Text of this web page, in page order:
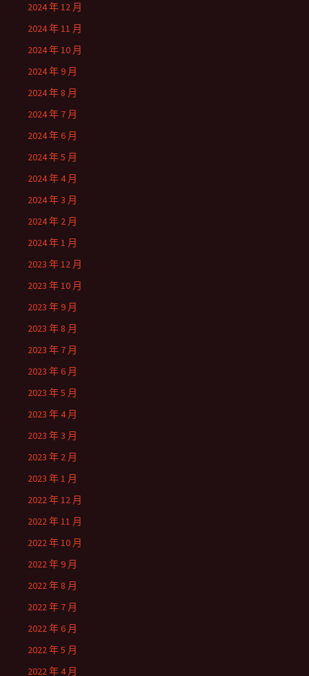
2024 年 12 月
2024 年 11 月
2024 年 10 月
2024 年 9 月
2024 年 8 月
2024 年 7 月
2024 年 6 月
2024 年 5 月
2024 年 4 月
2024 年 3 月
2024 年 2 月
2024 年 1 月
2023 年 12 月
2023 年 10 月
2023 年 9 月
2023 年 8 月
2023 年 7 月
2023 年 6 月
2023 年 5 月
2023 年 4 月
2023 年 3 月
2023 年 2 月
2023 年 1 月
2022 年 12 月
2022 年 11 月
2022 年 10 月
2022 年 9 月
2022 年 8 月
2022 年 7 月
2022 年 6 月
2022 年 5 月
2022 年 4 月